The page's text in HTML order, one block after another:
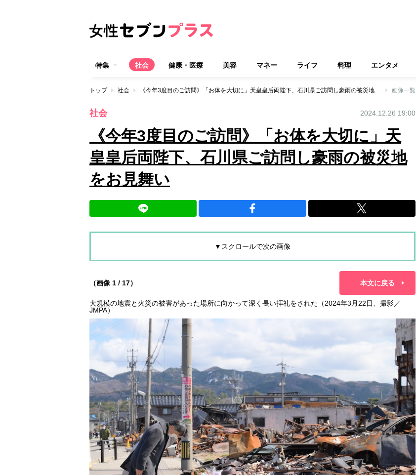
特集 社会 健康・医療 美容 マネー ライフ 料理 エンタメ
トップ 社会 《今年3度目のご訪問》「お体を大切に」天皇皇后両陛下、石川県ご訪問し豪雨の被災地をお見舞い 画像一覧
社会 2024.12.26 19:00
《今年3度目のご訪問》「お体を大切に」天
皇皇后両陛下、石川県ご訪問し豪雨の被災地
をお見舞い
▼スクロールで次の画像
（画像 1 / 17） 本文に戻る
大規模の地震と火災の被害があった場所に向かって深く長い拝礼をされた（2024年3月22日、撮影／
JMPA）